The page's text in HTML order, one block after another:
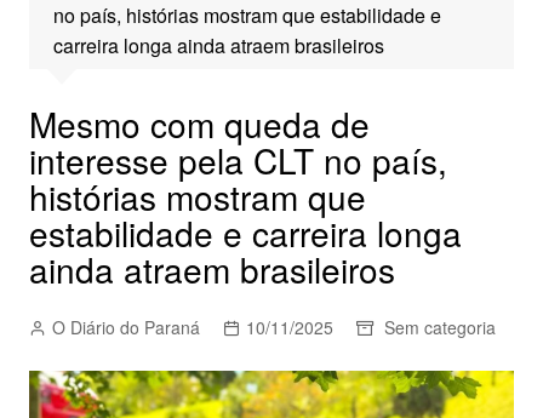
no país, histórias mostram que estabilidade e
carreira longa ainda atraem brasileiros
Mesmo com queda de
interesse pela CLT no país,
histórias mostram que
estabilidade e carreira longa
ainda atraem brasileiros
O Diário do Paraná 10/11/2025 Sem categoria